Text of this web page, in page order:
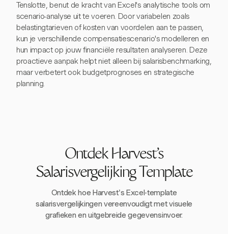
Tenslotte, benut de kracht van Excel's analytische tools om
scenario-analyse uit te voeren. Door variabelen zoals
belastingtarieven of kosten van voordelen aan te passen,
kun je verschillende compensatiescenario's modelleren en
hun impact op jouw financiële resultaten analyseren. Deze
proactieve aanpak helpt niet alleen bij salarisbenchmarking,
maar verbetert ook budgetprognoses en strategische
planning.
Ontdek Harvest's
Salarisvergelijking Template
Ontdek hoe Harvest's Excel-template
salarisvergelijkingen vereenvoudigt met visuele
grafieken en uitgebreide gegevensinvoer.